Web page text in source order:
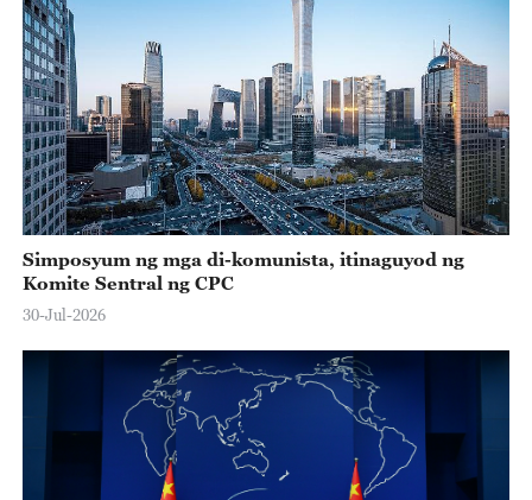
Simposyum ng mga di-komunista, itinaguyod ng
Komite Sentral ng CPC
30-Jul-2026